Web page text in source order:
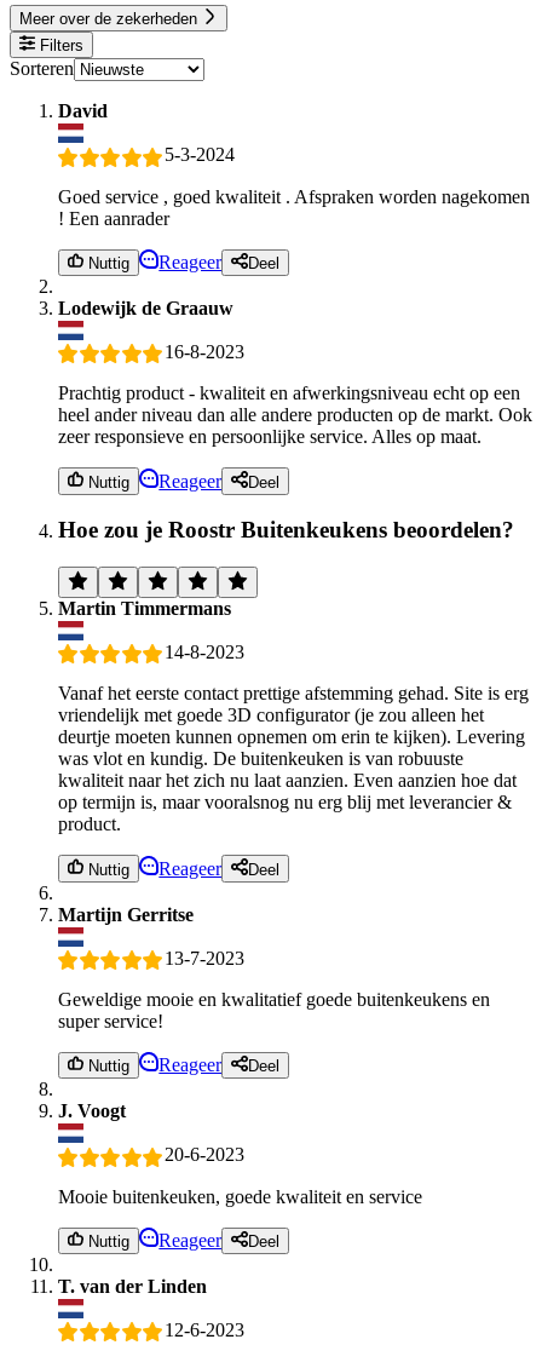
Meer over de zekerheden
Filters
Sorteren
David
5-3-2024
Goed service , goed kwaliteit . Afspraken worden nagekomen
! Een aanrader
Nuttig Reageer Deel
Lodewijk de Graauw
16-8-2023
Prachtig product - kwaliteit en afwerkingsniveau echt op een
heel ander niveau dan alle andere producten op de markt. Ook
zeer responsieve en persoonlijke service. Alles op maat.
Nuttig Reageer Deel
Hoe zou je Roostr Buitenkeukens beoordelen?
Martin Timmermans
14-8-2023
Vanaf het eerste contact prettige afstemming gehad. Site is erg
vriendelijk met goede 3D configurator (je zou alleen het
deurtje moeten kunnen opnemen om erin te kijken). Levering
was vlot en kundig. De buitenkeuken is van robuuste
kwaliteit naar het zich nu laat aanzien. Even aanzien hoe dat
op termijn is, maar vooralsnog nu erg blij met leverancier &
product.
Nuttig Reageer Deel
Martijn Gerritse
13-7-2023
Geweldige mooie en kwalitatief goede buitenkeukens en
super service!
Nuttig Reageer Deel
J. Voogt
20-6-2023
Mooie buitenkeuken, goede kwaliteit en service
Nuttig Reageer Deel
T. van der Linden
12-6-2023